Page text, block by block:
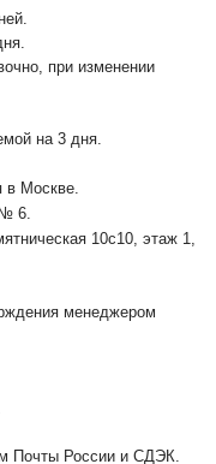
при изменении
на 3 дня.
в Москве.
6.
10с10, этаж 1,
менеджером
Почты России и СДЭК.